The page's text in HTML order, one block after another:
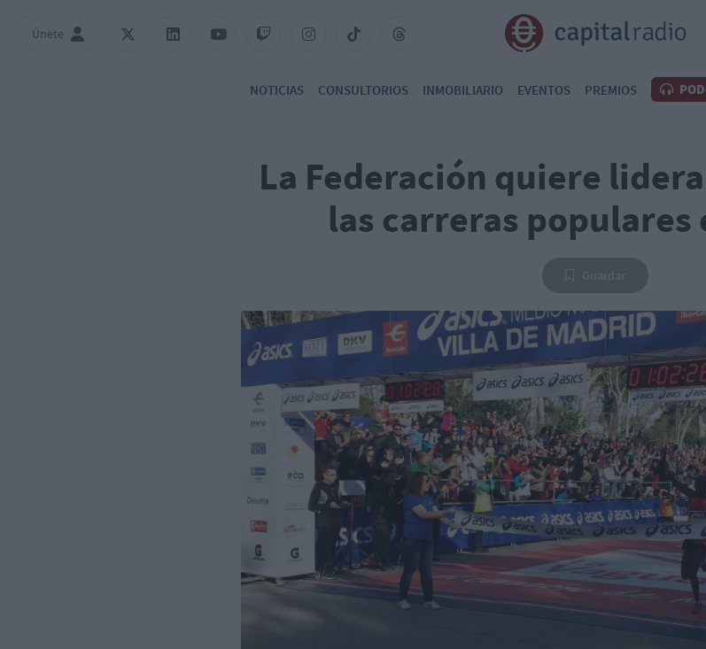
Únete
NOTICIAS CONSULTORIOS INMOBILIARIO EVENTOS PREMIOS
La Federación quiere
las carreras populares